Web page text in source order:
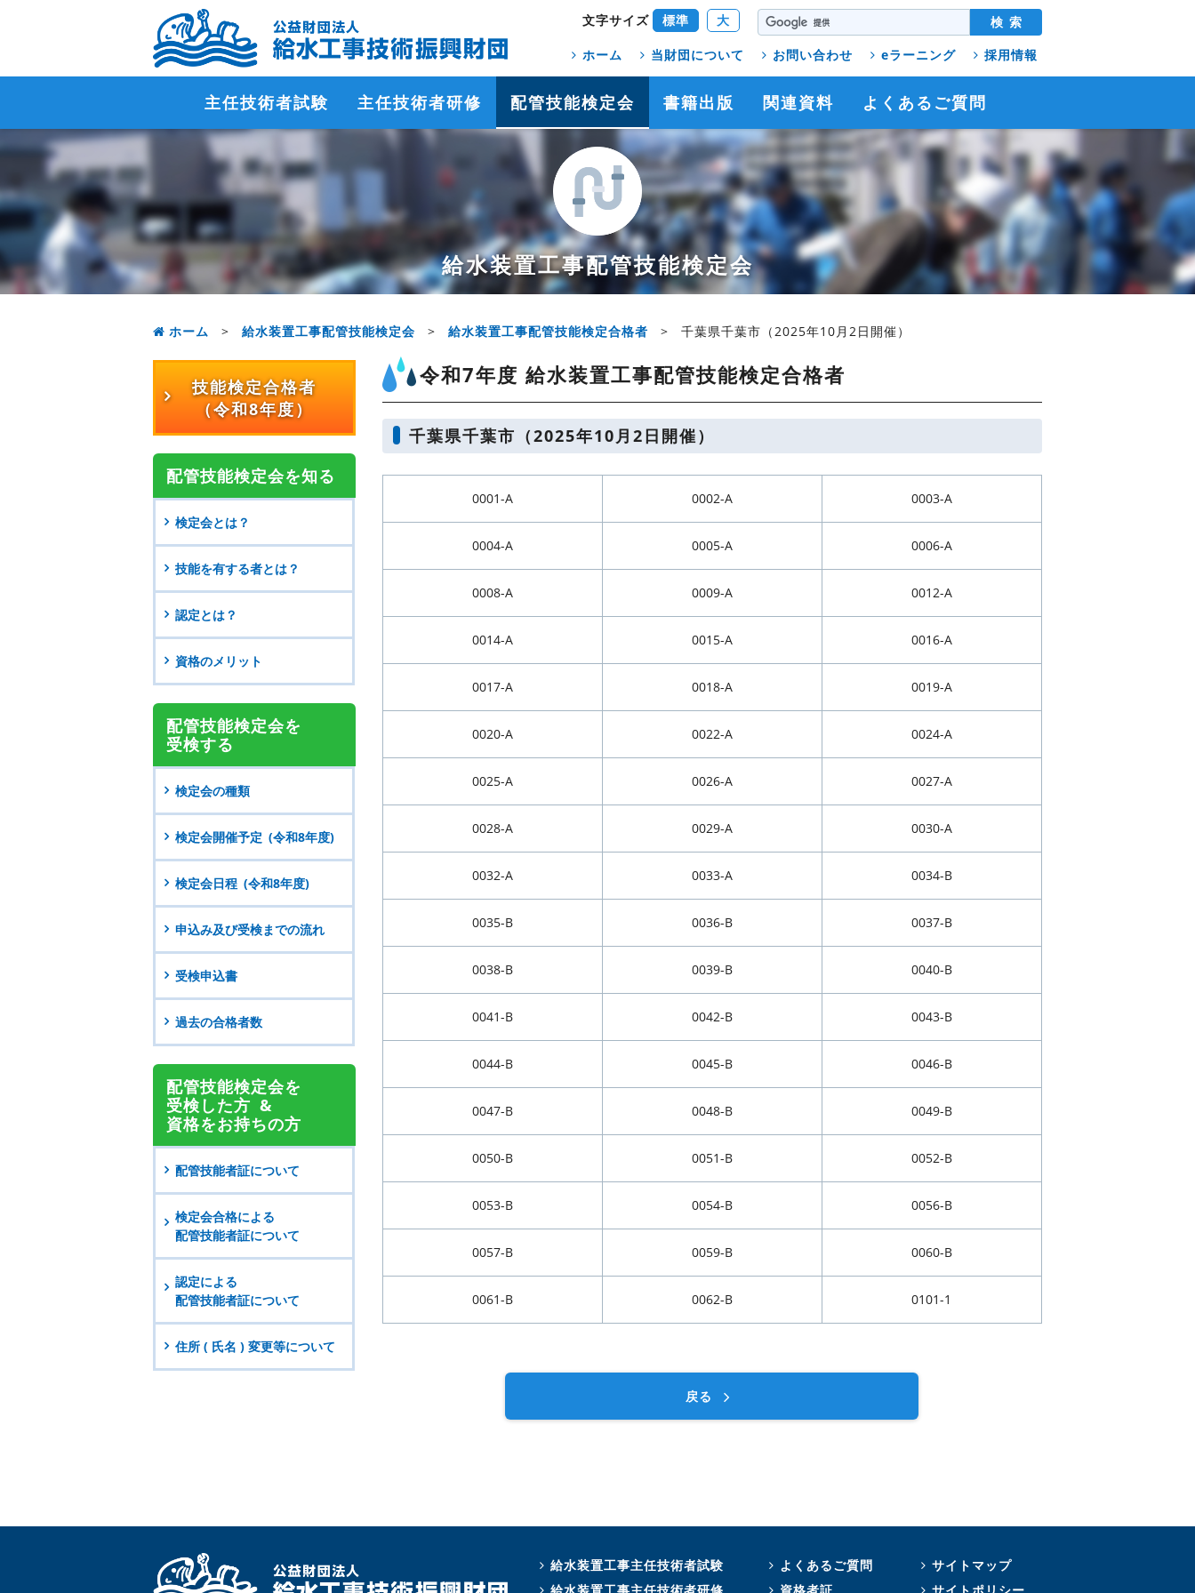
文字サイズ 標準 大
ホーム 当財団について お問い合わせ eラーニング 採用情報
主任技術者試験 主任技術者研修 配管技能検定会 書籍出版 関連資料 よくあるご質問
給水装置工事配管技能検定会
ホーム > 給水装置工事配管技能検定会 > 給水装置工事配管技能検定合格者 > 千葉県千葉市（2025年10月2日開催）
令和7年度 給水装置工事配管技能検定合格者
千葉県千葉市（2025年10月2日開催）
0001-A 0002-A 0003-A
0004-A 0005-A 0006-A
0008-A 0009-A 0012-A
0014-A 0015-A 0016-A
0017-A 0018-A 0019-A
0020-A 0022-A 0024-A
0025-A 0026-A 0027-A
0028-A 0029-A 0030-A
0032-A 0033-A 0034-B
0035-B 0036-B 0037-B
0038-B 0039-B 0040-B
0041-B 0042-B 0043-B
0044-B 0045-B 0046-B
0047-B 0048-B 0049-B
0050-B 0051-B 0052-B
0053-B 0054-B 0056-B
0057-B 0059-B 0060-B
0061-B 0062-B 0101-1
戻る
技能検定合格者
（令和8年度）
配管技能検定会を知る
検定会とは？
技能を有する者とは？
認定とは？
資格のメリット
配管技能検定会を
受検する
検定会の種類
検定会開催予定 (令和8年度)
検定会日程 (令和8年度)
申込み及び受検までの流れ
受検申込書
過去の合格者数
配管技能検定会を
受検した方 &
資格をお持ちの方
配管技能者証について
検定会合格による
配管技能者証について
認定による
配管技能者証について
住所 ( 氏名 ) 変更等について
給水装置工事主任技術者試験
給水装置工事主任技術者研修
よくあるご質問
資格者証
サイトマップ
サイトポリシー